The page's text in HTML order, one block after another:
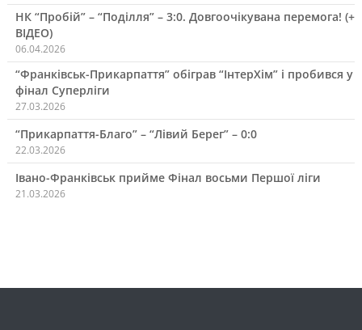
НК “Пробій” – “Поділля” – 3:0. Довгоочікувана перемога! (+
ВІДЕО)
06.04.2026
“Франківськ-Прикарпаття” обіграв “ІнтерХім” і пробився у
фінал Суперліги
27.03.2026
“Прикарпаття-Благо” – “Лівий Берег” – 0:0
22.03.2026
Івано-Франківськ прийме Фінал восьми Першої ліги
21.03.2026